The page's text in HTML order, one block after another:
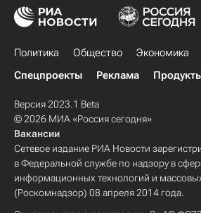
Политика Общество Экономика
Спецпроекты
Реклама
Версия 2023.1 Beta
© 2026 МИА «Россия сегодня»
Вакансии
Сетевое издание РИА Новости
в Федеральной службе по надзору в
информационных технологий и
(Роскомнадзор) 08 апреля 2014 года.